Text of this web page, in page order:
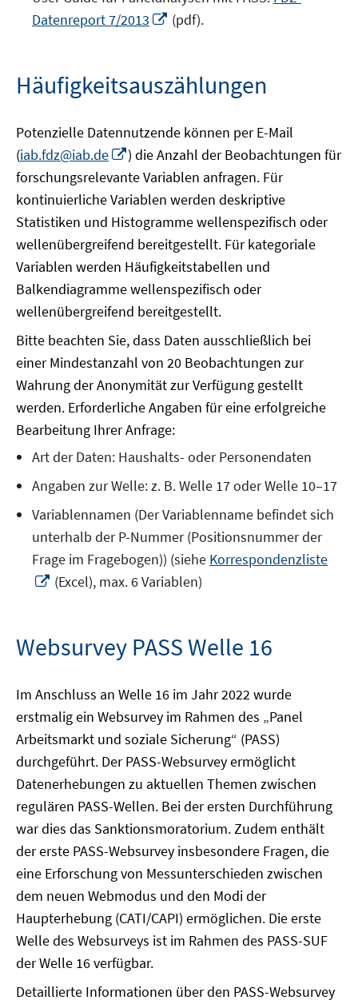
Fenster
Datenreport 7/2013
In
öffnen
(pdf).
Häufigkeitsauszählungen
Potenzielle Datennutzende können per E-Mail
(iab.fdz@iab.de
In
neuem
Fenster
öffnen
) die Anzahl der Beobachtungen für
forschungsrelevante Variablen anfragen. Für
kontinuierliche Variablen werden deskriptive
Statistiken und Histogramme wellenspezifisch oder
wellenübergreifend bereitgestellt. Für kategoriale
Variablen werden Häufigkeitstabellen und
Balkendiagramme wellenspezifisch oder
wellenübergreifend bereitgestellt.
Bitte beachten Sie, dass Daten ausschließlich bei
einer Mindestanzahl von 20 Beobachtungen zur
Wahrung der Anonymität zur Verfügung gestellt
werden. Erforderliche Angaben für eine erfolgreiche
Bearbeitung Ihrer Anfrage:
Art der Daten: Haushalts- oder Personendaten
Angaben zur Welle: z. B. Welle 17 oder Welle 10–17
Variablennamen (Der Variablenname befindet sich
unterhalb der P-Nummer (Positionsnummer der
Frage im Fragebogen)) (siehe Korrespondenzliste
In
öffnen
(Excel), max. 6 Variablen)
Websurvey PASS Welle 16
Im Anschluss an Welle 16 im Jahr 2022 wurde
erstmalig ein Websurvey im Rahmen des „Panel
Arbeitsmarkt und soziale Sicherung“ (PASS)
durchgeführt. Der PASS-Websurvey ermöglicht
Datenerhebungen zu aktuellen Themen zwischen
regulären PASS-Wellen. Bei der ersten Durchführung
war dies das Sanktionsmoratorium. Zudem enthält
der erste PASS-Websurvey insbesondere Fragen, die
eine Erforschung von Messunterschieden zwischen
dem neuen Webmodus und den Modi der
Haupterhebung (CATI/CAPI) ermöglichen. Die erste
Welle des Websurveys ist im Rahmen des PASS-SUF
der Welle 16 verfügbar.
Detaillierte Informationen über den PASS-Websurvey